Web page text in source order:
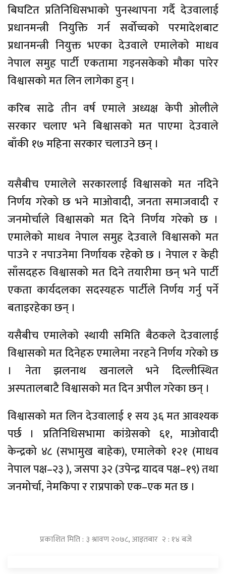
बिघटित प्रतिनिधिसभाको पुनस्थापना गर्दै देउवालाई
प्रधानमन्त्री नियुक्ति गर्न सर्वोच्चको परमादेशबाट
प्रधानमन्त्री नियुक्त भएका देउवाले एमालेको माधव
नेपाल समुह पार्टी एकतामा गइनसकेको मौका पारेर
विश्वासको मत लिन लागेका हुन् ।
करिब साढे तीन वर्ष एमाले अध्यक्ष केपी ओलीले
सरकार चलाए भने बिश्वासको मत पाएमा देउवाले
बाँकी १७ महिना सरकार चलाउने छन् ।
यसैबीच एमालेले सरकारलाई विश्वासको मत नदिने
निर्णय गरेको छ भने माओवादी, जनता समाजवादी र
जनमोर्चाले विश्वासको मत दिने निर्णय गरेको छ ।
एमालेको माधव नेपाल समुह देउवाले विश्वासको मत
पाउने र नपाउनेमा निर्णायक रहेको छ । नेपाल र केही
साँसदहरु विश्वासको मत दिने तयारीमा छन् भने पार्टी
एकता कार्यदलका सदस्यहरु पार्टीले निर्णय गर्नु पर्ने
बताइरहेका छन् ।
यसैबीच एमालेको स्थायी समिति बैठकले देउवालाई
विश्वासको मत दिनेहरु एमालेमा नरहने निर्णय गरेको छ
। नेता झलनाथ खनालले भने दिल्लीस्थित
अस्पतालबाटै विश्वासको मत दिन अपील गरेका छन् ।
विश्वासको मत लिन देउवालाई १ सय ३६ मत आवश्यक
पर्छ । प्रतिनिधिसभामा कांग्रेसको ६१, माओवादी
केन्द्रको ४८ (सभामुख बाहेक), एमालेको १२१ (माधव
नेपाल पक्ष–२३ ), जसपा ३२ (उपेन्द्र यादव पक्ष–१९) तथा
जनमोर्चा, नेमकिपा र राप्रपाको एक–एक मत छ ।
प्रकाशित मिति : ३ श्रावण २०७८, आइतबार २ : १४ बजे